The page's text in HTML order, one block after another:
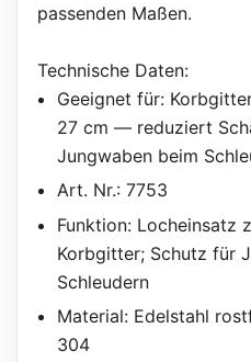
passenden Maßen.
Technische Daten:
Geeignet für:
27 cm — reduziert
Jungwaben beim
Art. Nr.: 7753
Funktion: Locheinsatz
Korbgitter; Schutz für
Schleudern
Material: Edelstahl
304